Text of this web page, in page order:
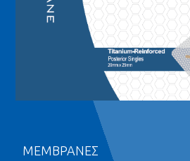
ΜΕΜΒΡΆΝΕΣ